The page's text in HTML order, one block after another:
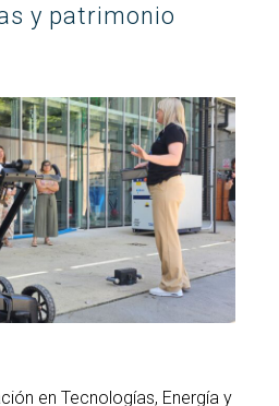
y patrimonio
en Tecnologías, Energía y